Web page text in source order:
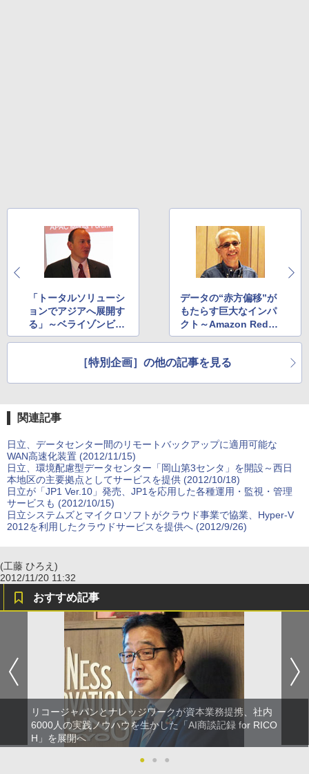
「トータルソリューシ
ョンでアジアへ展開す
る」～ベライゾンビジ
ネスのクラウド戦略
データの“赤方偏移”が
もたらす巨大なインパ
クト～Amazon Redsh
ift担当者に聞くDWH戦
［特別企画］の他の記事を見る
関連記事
日立、データセンター間のリモートバックアップに適用可能な
WAN高速化装置 (2012/11/15)
日立、環境配慮型データセンター「岡山第3センタ」を開設～西日
本地区の主要拠点としてサービスを提供 (2012/10/18)
日立が「JP1 Ver.10」発売、JP1を応用した各種運用・監視・管理
サービスも (2012/10/15)
日立システムズとマイクロソフトがクラウド事業で協業、Hyper-V
2012を利用したクラウドサービスを提供へ (2012/9/26)
(工藤 ひろえ)
2012/11/20 11:32
おすすめ記事
リコージャパンとナレッジワークが資本業務提携、社内
6000人の実践ノウハウを生かした「AI商談記録 for RICO
H」を展開へ
●
● ●